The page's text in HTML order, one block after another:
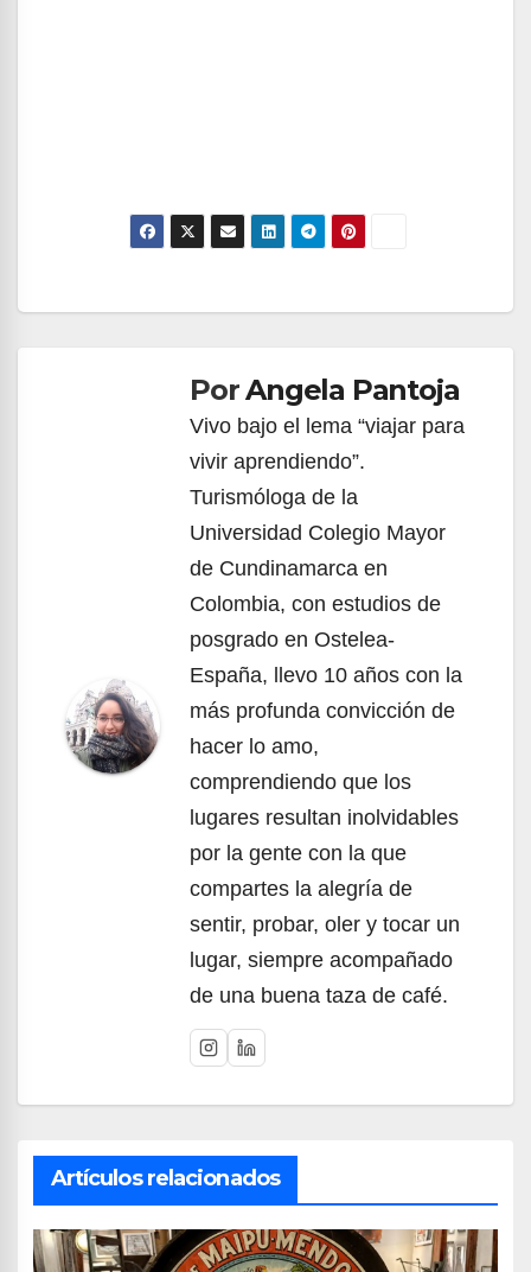
entradasPorAngela Pantoja
Vivo bajo el lema “viajar para
vivir aprendiendo”.
Turismóloga de la
Universidad Colegio Mayor
de Cundinamarca en
Colombia, con estudios de
posgrado en Ostelea-
España, llevo 10 años con la
más profunda convicción de
hacer lo amo,
comprendiendo que los
lugares resultan inolvidables
por la gente con la que
compartes la alegría de
sentir, probar, oler y tocar un
lugar, siempre acompañado
de una buena taza de café.
Artículos relacionados